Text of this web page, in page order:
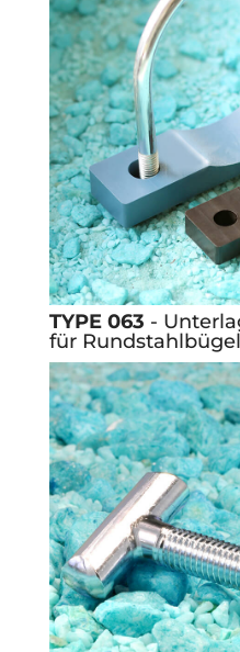
TYPE 063 -
für